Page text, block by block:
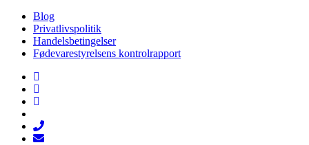
Blog
Privatlivspolitik
Handelsbetingelser
Fødevarestyrelsens kontrolrapport
facebook
linkedin
instagram
phone
email